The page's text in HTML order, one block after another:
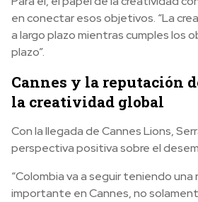
en conectar esos objetivos. “La
a largo plazo mientras cumples los
plazo”.
Cannes y la reputación
la creatividad global
Con la llegada de Cannes Lions,
perspectiva positiva sobre el
“Colombia va a seguir teniendo
importante en Cannes, no